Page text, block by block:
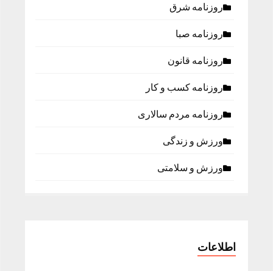
روزنامه شرق
روزنامه صبا
روزنامه قانون
روزنامه كسب و كار
روزنامه مردم سالاری
ورزش و زندگی
ورزش و سلامتی
اطلاعات